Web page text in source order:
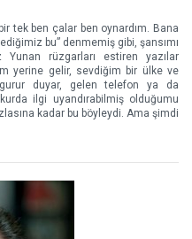
tek ben çalar ben oynardım. Bana
bu” denmemiş gibi, şansımı
rüzgarları estiren yazılar
yerine gelir, sevdiğim bir ülke ve
duyar, gelen telefon ya da
ilgi uyandırabilmiş olduğumu
kadar bu böyleydi. Ama şimdi